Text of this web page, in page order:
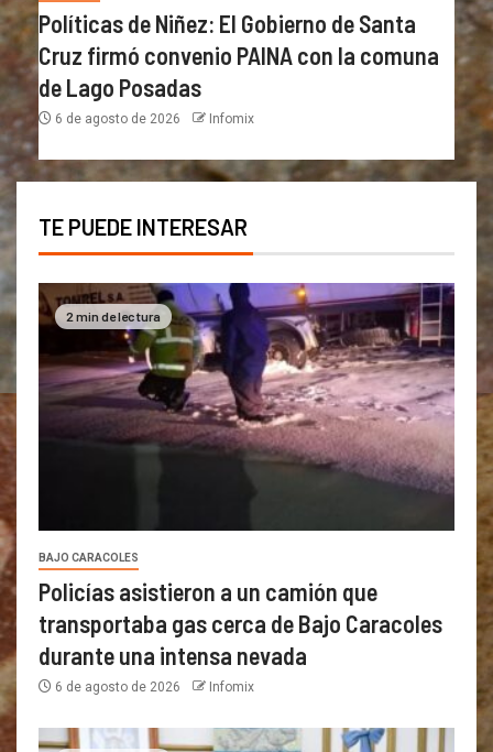
Políticas de Niñez: El Gobierno de Santa
Cruz firmó convenio PAINA con la comuna
de Lago Posadas
6 de agosto de 2026 Infomix
TE PUEDE INTERESAR
2 min de lectura
BAJO CARACOLES
Policías asistieron a un camión que
transportaba gas cerca de Bajo Caracoles
durante una intensa nevada
6 de agosto de 2026 Infomix